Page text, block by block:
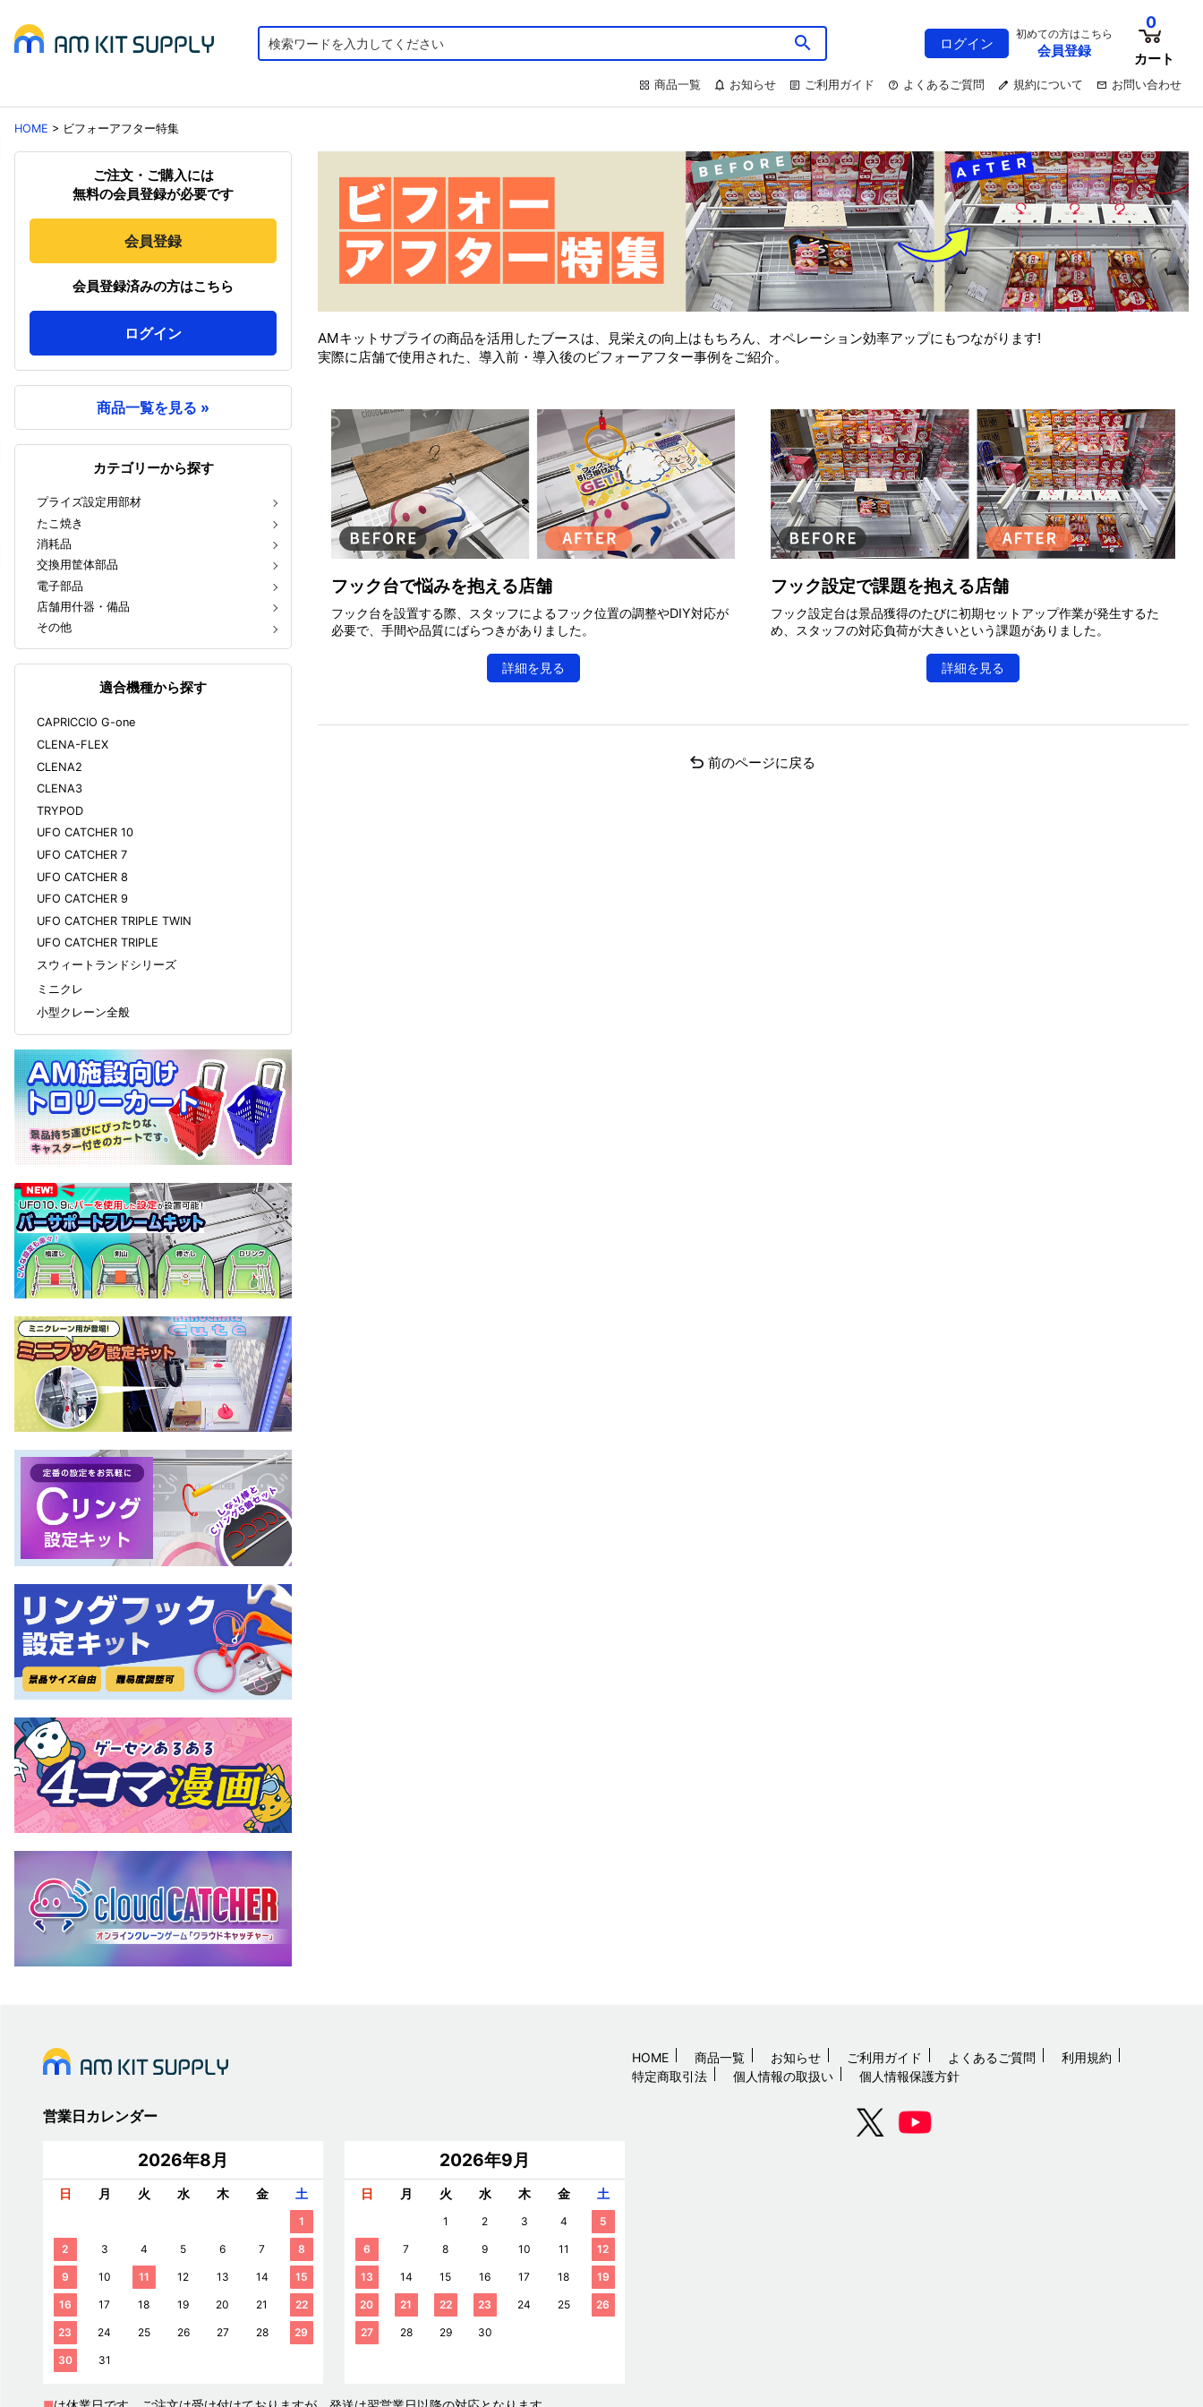
ログイン
初めての方はこちら
会員登録
0
カート
商品一覧 お知らせ ご利用ガイド よくあるご質問 規約について お問い合わせ
HOME > ビフォーアフター特集
ご注文・ご購入には
無料の会員登録が必要です
会員登録
会員登録済みの方はこちら
ログイン
商品一覧を見る »
カテゴリーから探す
プライズ設定用部材
たこ焼き
消耗品
交換用筐体部品
電子部品
店舗用什器・備品
その他
適合機種から探す
CAPRICCIO G-one
CLENA-FLEX
CLENA2
CLENA3
TRYPOD
UFO CATCHER 10
UFO CATCHER 7
UFO CATCHER 8
UFO CATCHER 9
UFO CATCHER TRIPLE TWIN
UFO CATCHER TRIPLE
スウィートランドシリーズ
ミニクレ
小型クレーン全般
AMキットサプライの商品を活用したブースは、見栄えの向上はもちろん、オペレーション効率アップにもつながります!
実際に店舗で使用された、導入前・導入後のビフォーアフター事例をご紹介。
フック台で悩みを抱える店舗
フック台を設置する際、スタッフによるフック位置の調整やDIY対応が
必要で、手間や品質にばらつきがありました。
詳細を見る
フック設定で課題を抱える店舗
フック設定台は景品獲得のたびに初期セットアップ作業が発生するた
め、スタッフの対応負荷が大きいという課題がありました。
詳細を見る
前のページに戻る
営業日カレンダー
2026年8月
日 月 火 水 木 金 土
1
2 3 4 5 6 7 8
9 10 11 12 13 14 15
16 17 18 19 20 21 22
23 24 25 26 27 28 29
30 31
2026年9月
日 月 火 水 木 金 土
1 2 3 4 5
6 7 8 9 10 11 12
13 14 15 16 17 18 19
20 21 22 23 24 25 26
27 28 29 30
HOME 商品一覧 お知らせ ご利用ガイド よくあるご質問
利用規約
特定商取引法
個人情報の取扱い 個人情報保護方針